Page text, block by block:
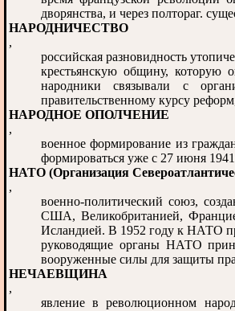
дворянства, и через полтораг.
НАРОДНИЧЕСТВО
,
российская разновидность
крестьянскую общину, которую
народники связывали с
правительственному курсу
НАРОДНОЕ ОПОЛЧЕНИЕ
,
военное формирование из
формироваться уже с 27 июня
НАТО (Организация
,
военно-политический союз,
США, Великобританией,
Исландией. В 1952 году к НАТО
руководящие органы НАТО
вооруженные силы для защиты
НЕЧАЕВЩИНА
,
явление в революционном